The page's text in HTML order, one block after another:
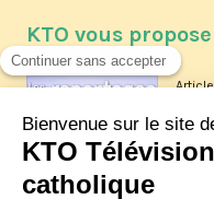
KTO vous propose
Article
Les